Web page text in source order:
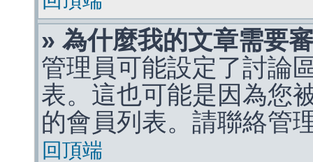
» 為什麼我的文章需要
管理員可能設定了討論
表。這也可能是因為您
的會員列表。請聯絡管
回頂端